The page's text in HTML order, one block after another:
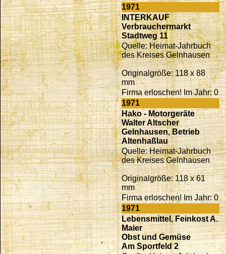
1971
INTERKAUF
Verbrauchermarkt
Stadtweg 11
Quelle: Heimat-Jahrbuch
des Kreises Gelnhausen
Originalgröße: 118 x 88
mm
Firma erloschen! Im Jahr: 0
1971
Hako - Motorgeräte
Walter Altscher
Gelnhausen, Betrieb
Altenhaßlau
Quelle: Heimat-Jahrbuch
des Kreises Gelnhausen
Originalgröße: 118 x 61
mm
Firma erloschen! Im Jahr: 0
1971
Lebensmittel, Feinkost A.
Maier
Obst und Gemüse
Am Sportfeld 2